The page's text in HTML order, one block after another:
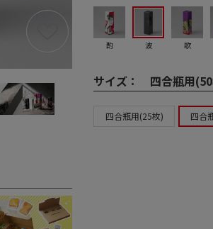
酌 波 歌
サイズ： 四合瓶用
四合瓶用(25枚) 四合